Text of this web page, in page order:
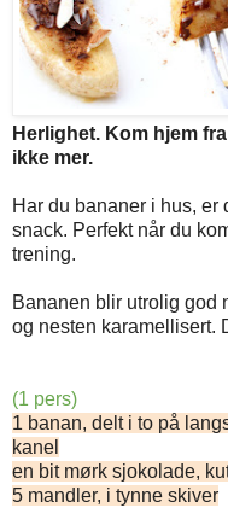
Herlighet. Kom hjem
ikke mer.
Har du bananer i hus,
snack. Perfekt når du
trening.
Bananen blir utrolig god
og nesten karamellisert.
(1 pers)
1 banan, delt i to på
kanel
en bit mørk sjokolade,
5 mandler, i tynne skiver